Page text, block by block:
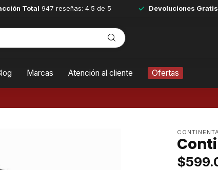
Total 947 reseñas: 4.5 de 5 Devoluciones Gratis
Marcas Atención al cliente Ofertas